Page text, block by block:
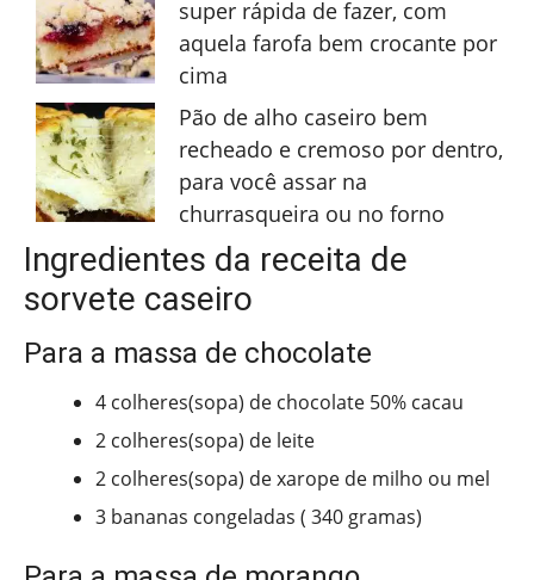
super rápida de fazer, com
aquela farofa bem crocante por
cima
Pão de alho caseiro bem
recheado e cremoso por dentro,
para você assar na
churrasqueira ou no forno
Ingredientes da receita de
sorvete caseiro
Para a massa de chocolate
4 colheres(sopa) de chocolate 50% cacau
2 colheres(sopa) de leite
2 colheres(sopa) de xarope de milho ou mel
3 bananas congeladas ( 340 gramas)